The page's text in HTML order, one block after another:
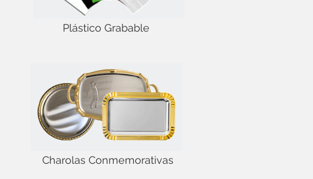
Plástico Grabable
Charolas Conmemorativas